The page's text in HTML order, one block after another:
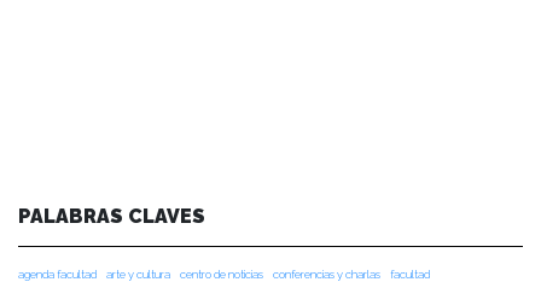
PALABRAS CLAVES
agenda facultad arte y cultura centro de noticias conferencias y charlas
facultad